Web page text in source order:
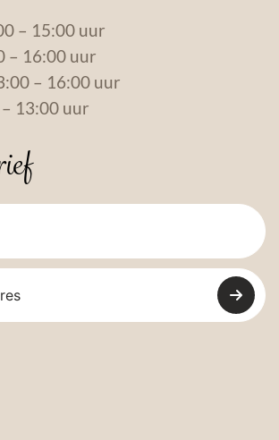
– 15:00 uur
– 16:00 uur
– 16:00 uur
13:00 uur